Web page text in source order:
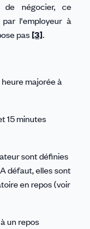
de négocier, ce
l'employeur à
pas [3].
heure majorée à
15 minutes
sont définies
défaut, elles sont
en repos (voir
un repos